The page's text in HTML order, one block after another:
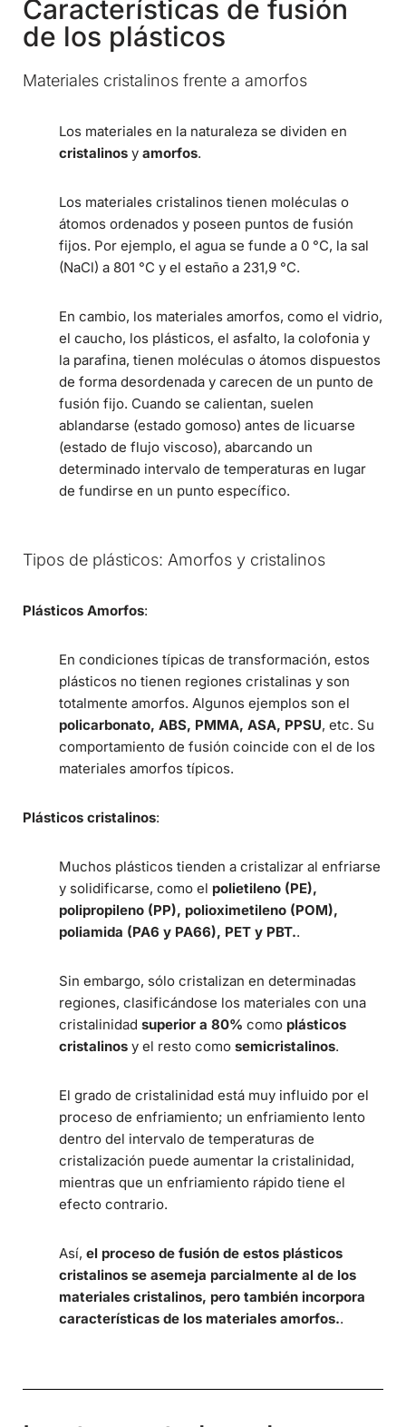
Características de fusión
de los plásticos
Materiales cristalinos frente a amorfos
Los materiales en la naturaleza se dividen en
cristalinos y amorfos.
Los materiales cristalinos tienen moléculas o
átomos ordenados y poseen puntos de fusión
fijos. Por ejemplo, el agua se funde a 0 °C, la sal
(NaCl) a 801 °C y el estaño a 231,9 °C.
En cambio, los materiales amorfos, como el vidrio,
el caucho, los plásticos, el asfalto, la colofonia y
la parafina, tienen moléculas o átomos dispuestos
de forma desordenada y carecen de un punto de
fusión fijo. Cuando se calientan, suelen
ablandarse (estado gomoso) antes de licuarse
(estado de flujo viscoso), abarcando un
determinado intervalo de temperaturas en lugar
de fundirse en un punto específico.
Tipos de plásticos: Amorfos y cristalinos
Plásticos Amorfos:
En condiciones típicas de transformación, estos
plásticos no tienen regiones cristalinas y son
totalmente amorfos. Algunos ejemplos son el
policarbonato, ABS, PMMA, ASA, PPSU, etc. Su
comportamiento de fusión coincide con el de los
materiales amorfos típicos.
Plásticos cristalinos:
Muchos plásticos tienden a cristalizar al enfriarse
y solidificarse, como el polietileno (PE),
polipropileno (PP), polioximetileno (POM),
poliamida (PA6 y PA66), PET y PBT..
Sin embargo, sólo cristalizan en determinadas
regiones, clasificándose los materiales con una
cristalinidad superior a 80% como plásticos
cristalinos y el resto como semicristalinos.
El grado de cristalinidad está muy influido por el
proceso de enfriamiento; un enfriamiento lento
dentro del intervalo de temperaturas de
cristalización puede aumentar la cristalinidad,
mientras que un enfriamiento rápido tiene el
efecto contrario.
Así, el proceso de fusión de estos plásticos
cristalinos se asemeja parcialmente al de los
materiales cristalinos, pero también incorpora
características de los materiales amorfos..